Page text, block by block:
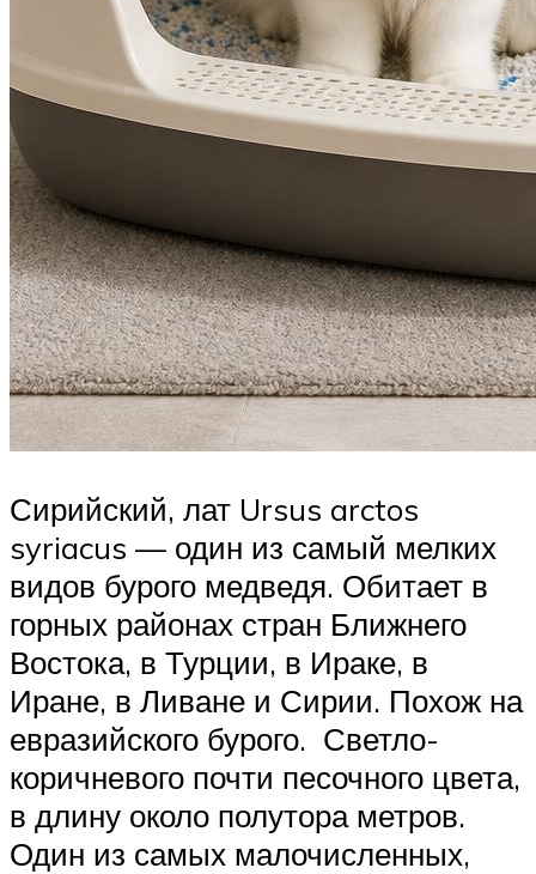
Сирийский, лат Ursus arctos
syriacus — один из самый мелких
видов бурого медведя. Обитает в
горных районах стран Ближнего
Востока, в Турции, в Ираке, в
Иране, в Ливане и Сирии. Похож на
евразийского бурого. Светло-
коричневого почти песочного цвета,
в длину около полутора метров.
Один из самых малочисленных,